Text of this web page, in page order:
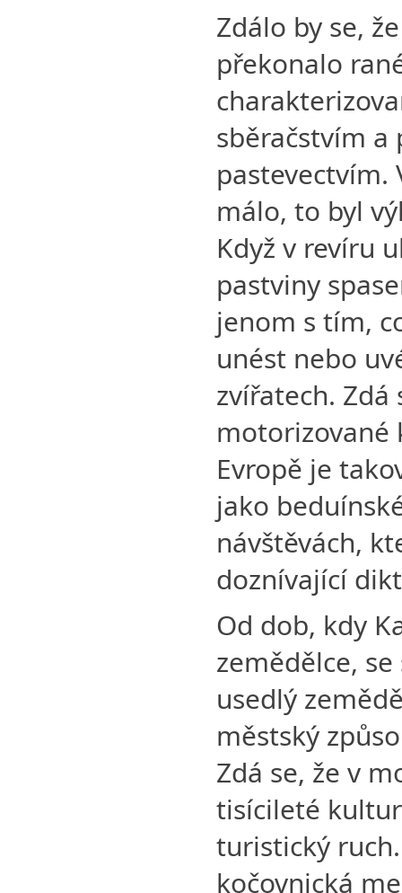
Zdálo by se,
překonalo
sběračstvím a
pastevectvím.
málo, to byl
Když v revíru
pastviny
jenom s tím,
unést nebo
zvířatech. Zdá
motorizované
Evropě je
jako
návštěvách,
doznívající
Od dob, kdy
zemědělce,
usedlý
městský
Zdá se, že v
tisícileté
turistický
kočovnická